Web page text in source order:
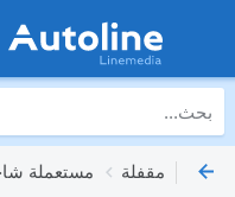
مستعملة